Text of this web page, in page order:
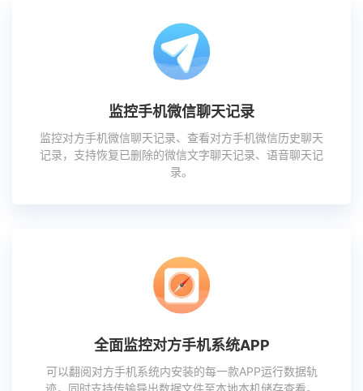
监控手机微信聊天记录
监控对方手机微信聊天记录、查看对方手机微信历史聊天
记录，支持恢复已删除的微信文字聊天记录、语音聊天记
录。
全面监控对方手机系统APP
可以翻阅对方手机系统内安装的每一款APP运行数据轨